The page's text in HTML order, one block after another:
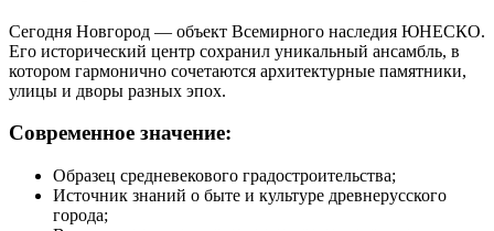
Сегодня Новгород — объект Всемирного наследия ЮНЕСКО.
Его исторический центр сохранил уникальный ансамбль, в
котором гармонично сочетаются архитектурные памятники,
улицы и дворы разных эпох.
Современное значение:
Образец средневекового градостроительства;
Источник знаний о быте и культуре древнерусского
города;